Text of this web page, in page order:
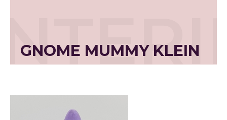
GNOME MUMMY KLEIN